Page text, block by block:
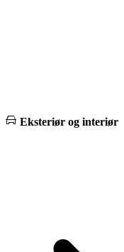
Eksteriør og interiør